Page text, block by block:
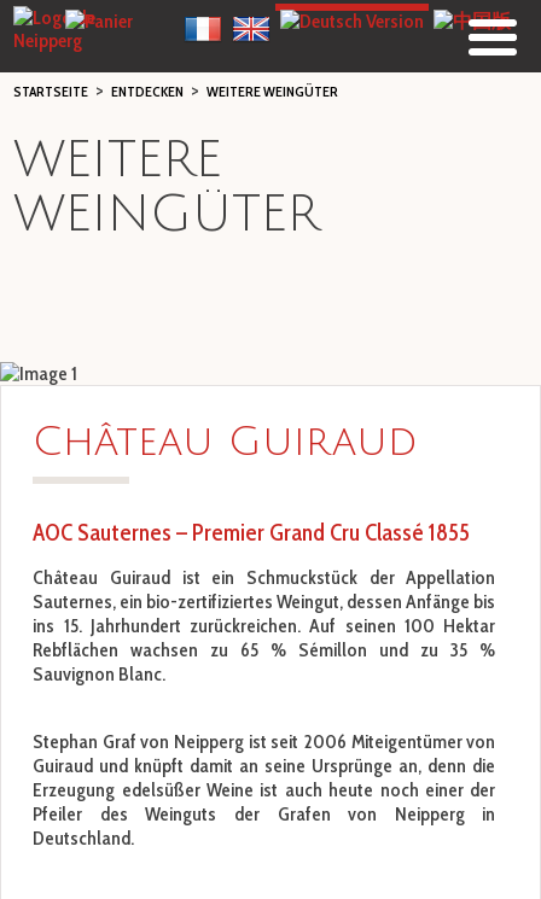
STARTSEITE >ENTDECKEN >WEITERE WEINGÜTER
WEITERE
WEINGÜTER
Château Guiraud
AOC Sauternes – Premier Grand Cru Classé 1855
Château Guiraud ist ein Schmuckstück der Appellation
Sauternes, ein bio-zertifiziertes Weingut, dessen Anfänge bis
ins 15. Jahrhundert zurückreichen. Auf seinen 100 Hektar
Rebflächen wachsen zu 65 % Sémillon und zu 35 %
Sauvignon Blanc.
Stephan Graf von Neipperg ist seit 2006 Miteigentümer von
Guiraud und knüpft damit an seine Ursprünge an, denn die
Erzeugung edelsüßer Weine ist auch heute noch einer der
Pfeiler des Weinguts der Grafen von Neipperg in
Deutschland.